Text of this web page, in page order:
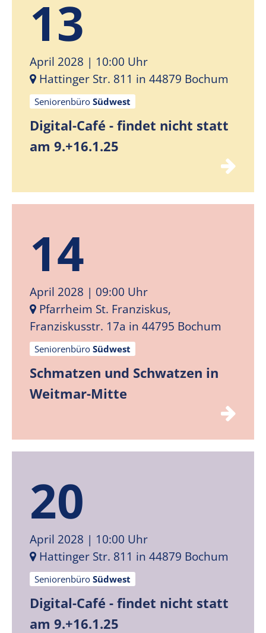
13
April 2028 | 10:00 Uhr
Hattinger Str. 811 in 44879 Bochum
Seniorenbüro Südwest
Digital-Café - findet nicht statt
am 9.+16.1.25
14
April 2028 | 09:00 Uhr
Pfarrheim St. Franziskus,
Franziskusstr. 17a in 44795 Bochum
Seniorenbüro Südwest
Schmatzen und Schwatzen in
Weitmar-Mitte
20
April 2028 | 10:00 Uhr
Hattinger Str. 811 in 44879 Bochum
Seniorenbüro Südwest
Digital-Café - findet nicht statt
am 9.+16.1.25